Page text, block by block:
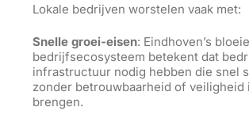
Lokale bedrijven worstelen vaak met:
Snelle groei-eisen: Eindhoven’s
bedrijfsecosysteem betekent dat
infrastructuur nodig hebben die snel
zonder betrouwbaarheid of veiligheid
brengen.